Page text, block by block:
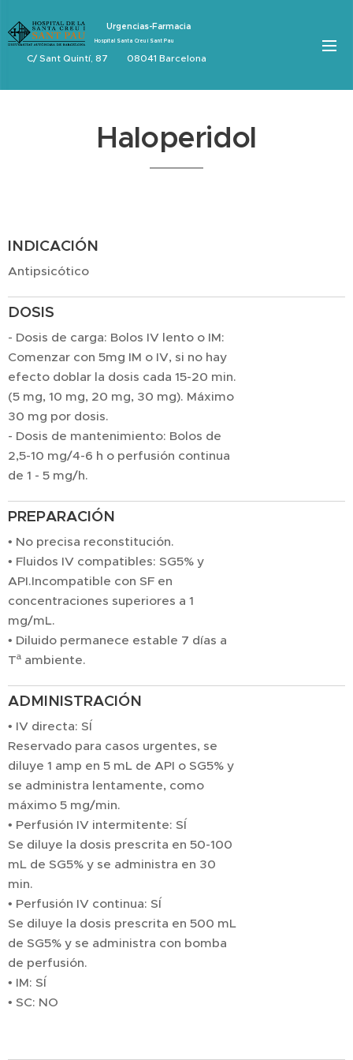
Urgencias-Farmacia
Hospital Santa Creu i Sant Pau
C/ Sant Quintí, 87 08041 Barcelona
Haloperidol
INDICACIÓN
Antipsicótico
DOSIS
- Dosis de carga: Bolos IV lento o IM:
Comenzar con 5mg IM o IV, si no hay
efecto doblar la dosis cada 15-20 min.
(5 mg, 10 mg, 20 mg, 30 mg). Máximo
30 mg por dosis.
- Dosis de mantenimiento: Bolos de
2,5-10 mg/4-6 h o perfusión continua
de 1 - 5 mg/h.
PREPARACIÓN
• No precisa reconstitución.
• Fluidos IV compatibles: SG5% y
API.Incompatible con SF en
concentraciones superiores a 1
mg/mL.
• Diluido permanece estable 7 días a
Tª ambiente.
ADMINISTRACIÓN
• IV directa: SÍ
Reservado para casos urgentes, se
diluye 1 amp en 5 mL de API o SG5% y
se administra lentamente, como
máximo 5 mg/min.
• Perfusión IV intermitente: SÍ
Se diluye la dosis prescrita en 50-100
mL de SG5% y se administra en 30
min.
• Perfusión IV continua: SÍ
Se diluye la dosis prescrita en 500 mL
de SG5% y se administra con bomba
de perfusión.
• IM: SÍ
• SC: NO